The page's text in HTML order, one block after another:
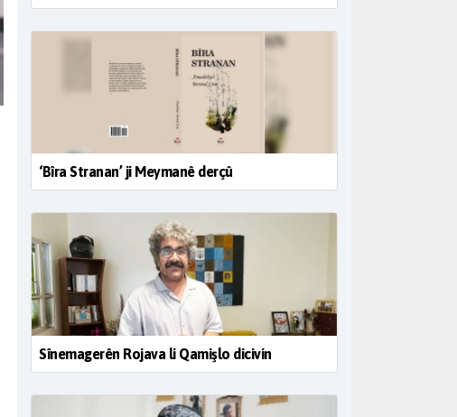
‘Bîra Stranan’ ji Meymanê derçû
Sînemagerên Rojava li Qamişlo dicivin